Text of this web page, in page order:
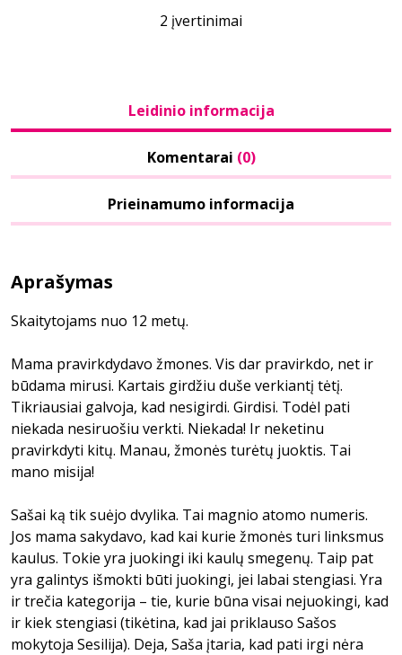
2 įvertinimai
Leidinio informacija
Komentarai (0)
Prieinamumo informacija
Aprašymas
Skaitytojams nuo 12 metų.
Mama pravirkdydavo žmones. Vis dar pravirkdo, net ir
būdama mirusi. Kartais girdžiu duše verkiantį tėtį.
Tikriausiai galvoja, kad nesigirdi. Girdisi. Todėl pati
niekada nesiruošiu verkti. Niekada! Ir neketinu
pravirkdyti kitų. Manau, žmonės turėtų juoktis. Tai
mano misija!
Sašai ką tik suėjo dvylika. Tai magnio atomo numeris.
Jos mama sakydavo, kad kai kurie žmonės turi linksmus
kaulus. Tokie yra juokingi iki kaulų smegenų. Taip pat
yra galintys išmokti būti juokingi, jei labai stengiasi. Yra
ir trečia kategorija – tie, kurie būna visai nejuokingi, kad
ir kiek stengiasi (tikėtina, kad jai priklauso Sašos
mokytoja Sesilija). Deja, Saša įtaria, kad pati irgi nėra